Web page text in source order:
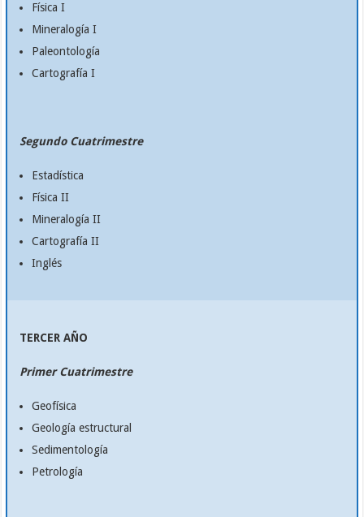
Física I
Mineralogía I
Paleontología
Cartografía I
Segundo Cuatrimestre
Estadística
Física II
Mineralogía II
Cartografía II
Inglés
TERCER AÑO
Primer Cuatrimestre
Geofísica
Geología estructural
Sedimentología
Petrología